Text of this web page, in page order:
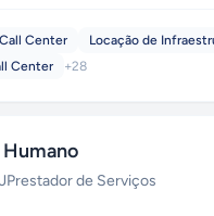
Center Locação de
Center
+28
Prestador de Serviços